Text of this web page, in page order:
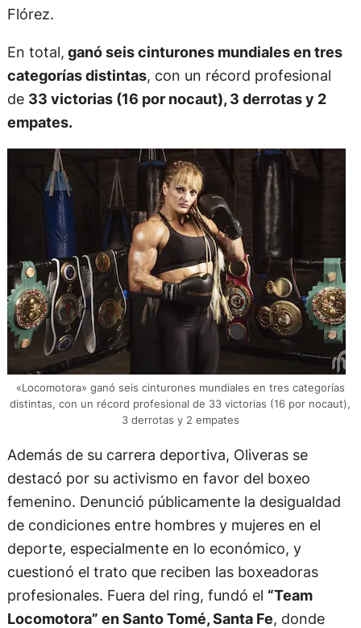
Flórez.
En total, ganó seis cinturones mundiales en tres
categorías distintas, con un récord profesional
de 33 victorias (16 por nocaut), 3 derrotas y 2
empates.
«Locomotora» ganó seis cinturones mundiales en tres categorías
distintas, con un récord profesional de 33 victorias (16 por nocaut),
3 derrotas y 2 empates
Además de su carrera deportiva, Oliveras se
destacó por su activismo en favor del boxeo
femenino. Denunció públicamente la desigualdad
de condiciones entre hombres y mujeres en el
deporte, especialmente en lo económico, y
cuestionó el trato que reciben las boxeadoras
profesionales. Fuera del ring, fundó el “Team
Locomotora” en Santo Tomé, Santa Fe, donde